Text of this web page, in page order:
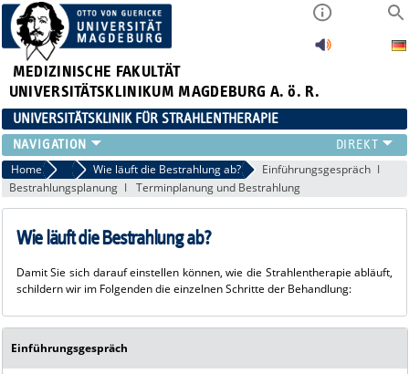
MEDIZINISCHE FAKULTÄT
UNIVERSITÄTSKLINIKUM MAGDEBURG A. ö. R.
UNIVERSITÄTSKLINIK FÜR STRAHLENTHERAPIE
KLINIK
FÜR PATIENTEN
FÜR ÄRZTE
MEDIZIN. PHYSIK
VIDEOS
Home Praktische Informationen
Wie läuft die Bestrahlung ab?
Einführungsgespräch
Bestrahlungsplanung
Terminplanung und Bestrahlung
Wie läuft die Bestrahlung ab?
Damit Sie sich darauf einstellen können, wie die Strahlentherapie abläuft,
schildern wir im Folgenden die einzelnen Schritte der Behandlung:
Einführungsgespräch